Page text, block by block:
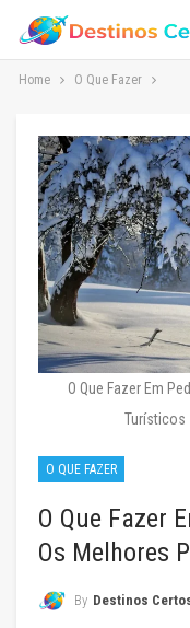
Home O Que Fazer
O Que Fazer Em
Turísticos
O QUE FAZER
O Que Fazer
Os Melhores
By Destinos